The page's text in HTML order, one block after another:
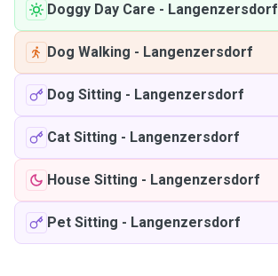
Doggy Day Care - Langenzersdorf
Dog Walking - Langenzersdorf
Dog Sitting - Langenzersdorf
Cat Sitting - Langenzersdorf
House Sitting - Langenzersdorf
Pet Sitting - Langenzersdorf